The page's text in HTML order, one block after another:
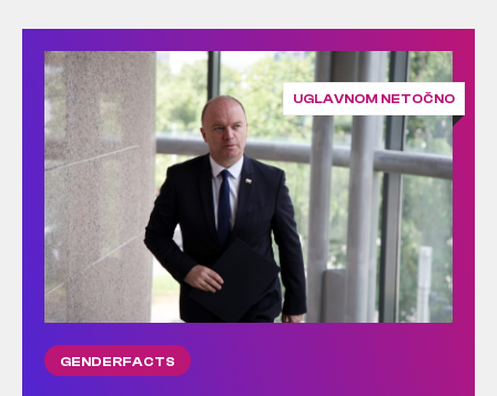
UGLAVNOM NETOČNO
GENDERFACTS